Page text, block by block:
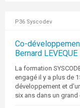
P36 Syscodev
Co-
Bernard LEVEQUE
La formation
engagé il y a plus de
développement et
six ans dans un grand